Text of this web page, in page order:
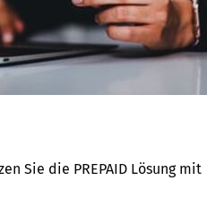
Sie die PREPAID Lösung mit